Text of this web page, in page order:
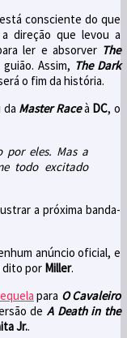
consciente do que
direção que levou a
ler e absorver The
Assim, The Dark
o fim da história.
Master Raceà DC, o
por eles. Mas a
todo excitado
a próxima banda-
anúncio oficial, e
dito por Miller.
para O Cavaleiro
de A Death in the
Jr..